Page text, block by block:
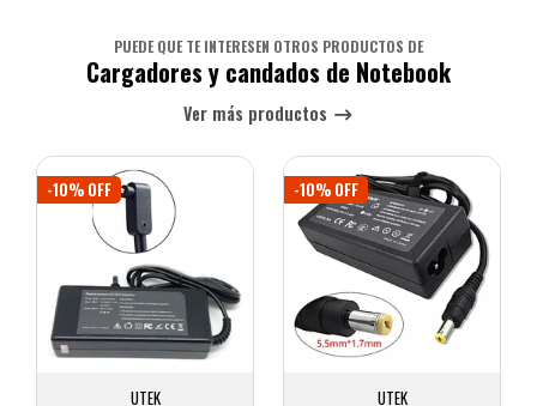
PUEDE QUE TE INTERESEN OTROS PRODUCTOS DE
Cargadores y candados de Notebook
Ver más productos
-10% OFF
UTEK
-10% OFF
UTEK